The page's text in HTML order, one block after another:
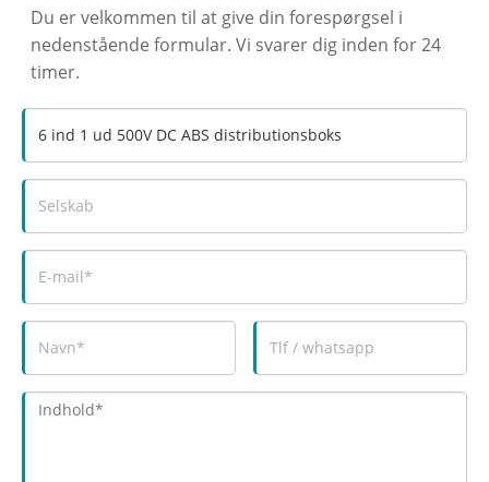
Du er velkommen til at give din forespørgsel i
nedenstående formular. Vi svarer dig inden for 24
timer.